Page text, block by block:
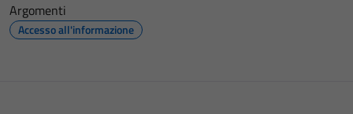
Argomenti
Accesso all'informazione